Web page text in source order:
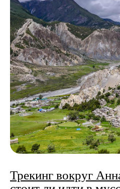
Трекинг вокруг